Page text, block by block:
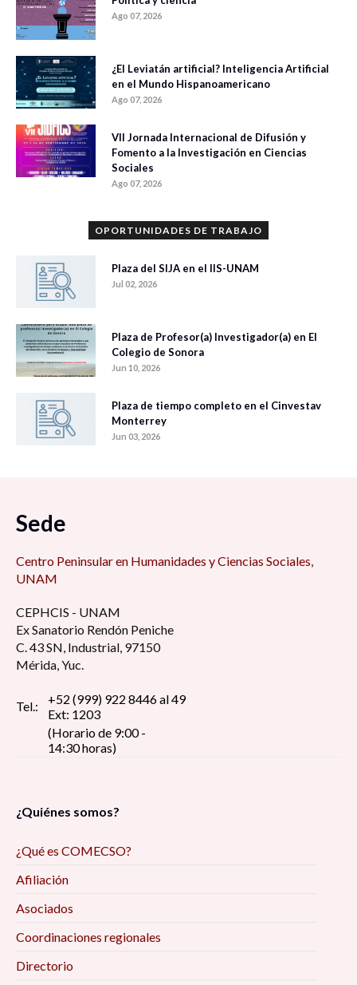
Ago 07, 2026
¿El Leviatán artificial? Inteligencia Artificial
en el Mundo Hispanoamericano
Ago 07, 2026
VII Jornada Internacional de Difusión y
Fomento a la Investigación en Ciencias
Sociales
Ago 07, 2026
OPORTUNIDADES DE TRABAJO
Plaza del SIJA en el IIS-UNAM
Jul 02, 2026
Plaza de Profesor(a) Investigador(a) en El
Colegio de Sonora
Jun 10, 2026
Plaza de tiempo completo en el Cinvestav
Monterrey
Jun 03, 2026
Sede
Centro Peninsular en Humanidades y Ciencias Sociales,
UNAM
CEPHCIS - UNAM
Ex Sanatorio Rendón Peniche
C. 43 SN, Industrial, 97150
Mérida, Yuc.
Tel.:
+52 (999) 922 8446 al 49
Ext: 1203
(Horario de 9:00 -
14:30 horas)
¿Quiénes somos?
¿Qué es COMECSO?
Afiliación
Asociados
Coordinaciones regionales
Directorio